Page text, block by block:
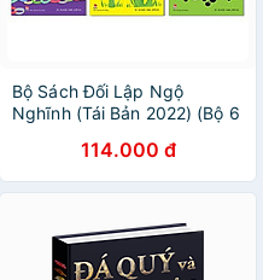
Bộ Sách Đối Lập Ngộ
Nghĩnh (Tái Bản 2022) (Bộ 6
114.000 đ